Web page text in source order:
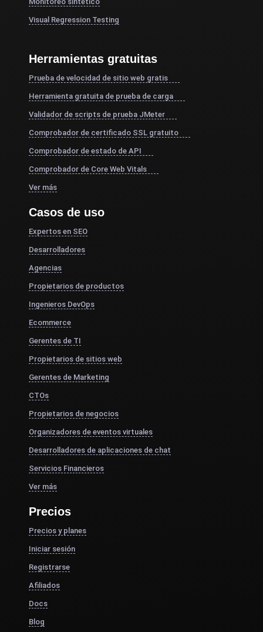
Visual Regression Testing
Herramientas gratuitas
Prueba de velocidad de sitio web gratis
Herramienta gratuita de prueba de carga
Validador de scripts de prueba JMeter
Comprobador de certificado SSL gratuito
Comprobador de estado de API
Comprobador de Core Web Vitals
Ver más
Casos de uso
Expertos en SEO
Desarrolladores
Agencias
Propietarios de productos
Ingenieros DevOps
Ecommerce
Gerentes de TI
Propietarios de sitios web
Gerentes de Marketing
CTOs
Propietarios de negocios
Organizadores de eventos virtuales
Desarrolladores de aplicaciones de chat
Servicios Financieros
Ver más
Precios
Precios y planes
Iniciar sesión
Registrarse
Afiliados
Docs
Blog